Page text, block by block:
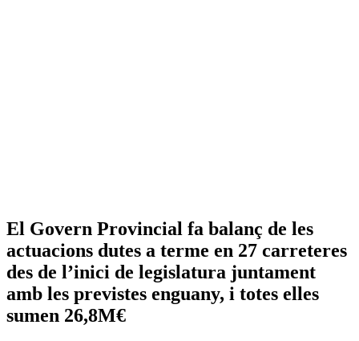
El Govern Provincial fa balanç de les
actuacions dutes a terme en 27 carreteres
des de l’inici de legislatura juntament
amb les previstes enguany, i totes elles
sumen 26,8M€